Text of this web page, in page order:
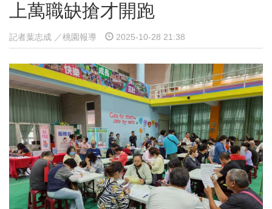
上萬職缺搶才開跑
記者葉志成 ／桃園報導 2025-10-28 21:38